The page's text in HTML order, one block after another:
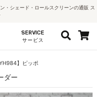
・シェード・ロールスクリーンの通販 ス
SERVICE
サービス
】ピッポ
ダー